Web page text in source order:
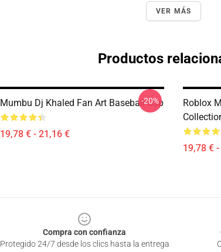
VER MÁS
Productos
Mumbu Dj Khaled Fan Art Baseball Cap
19,78 € - 21,16 €
-20%
Roblox
19,78 €
Compra con confianza
Protegido 24/7 desde los clics hasta la entrega